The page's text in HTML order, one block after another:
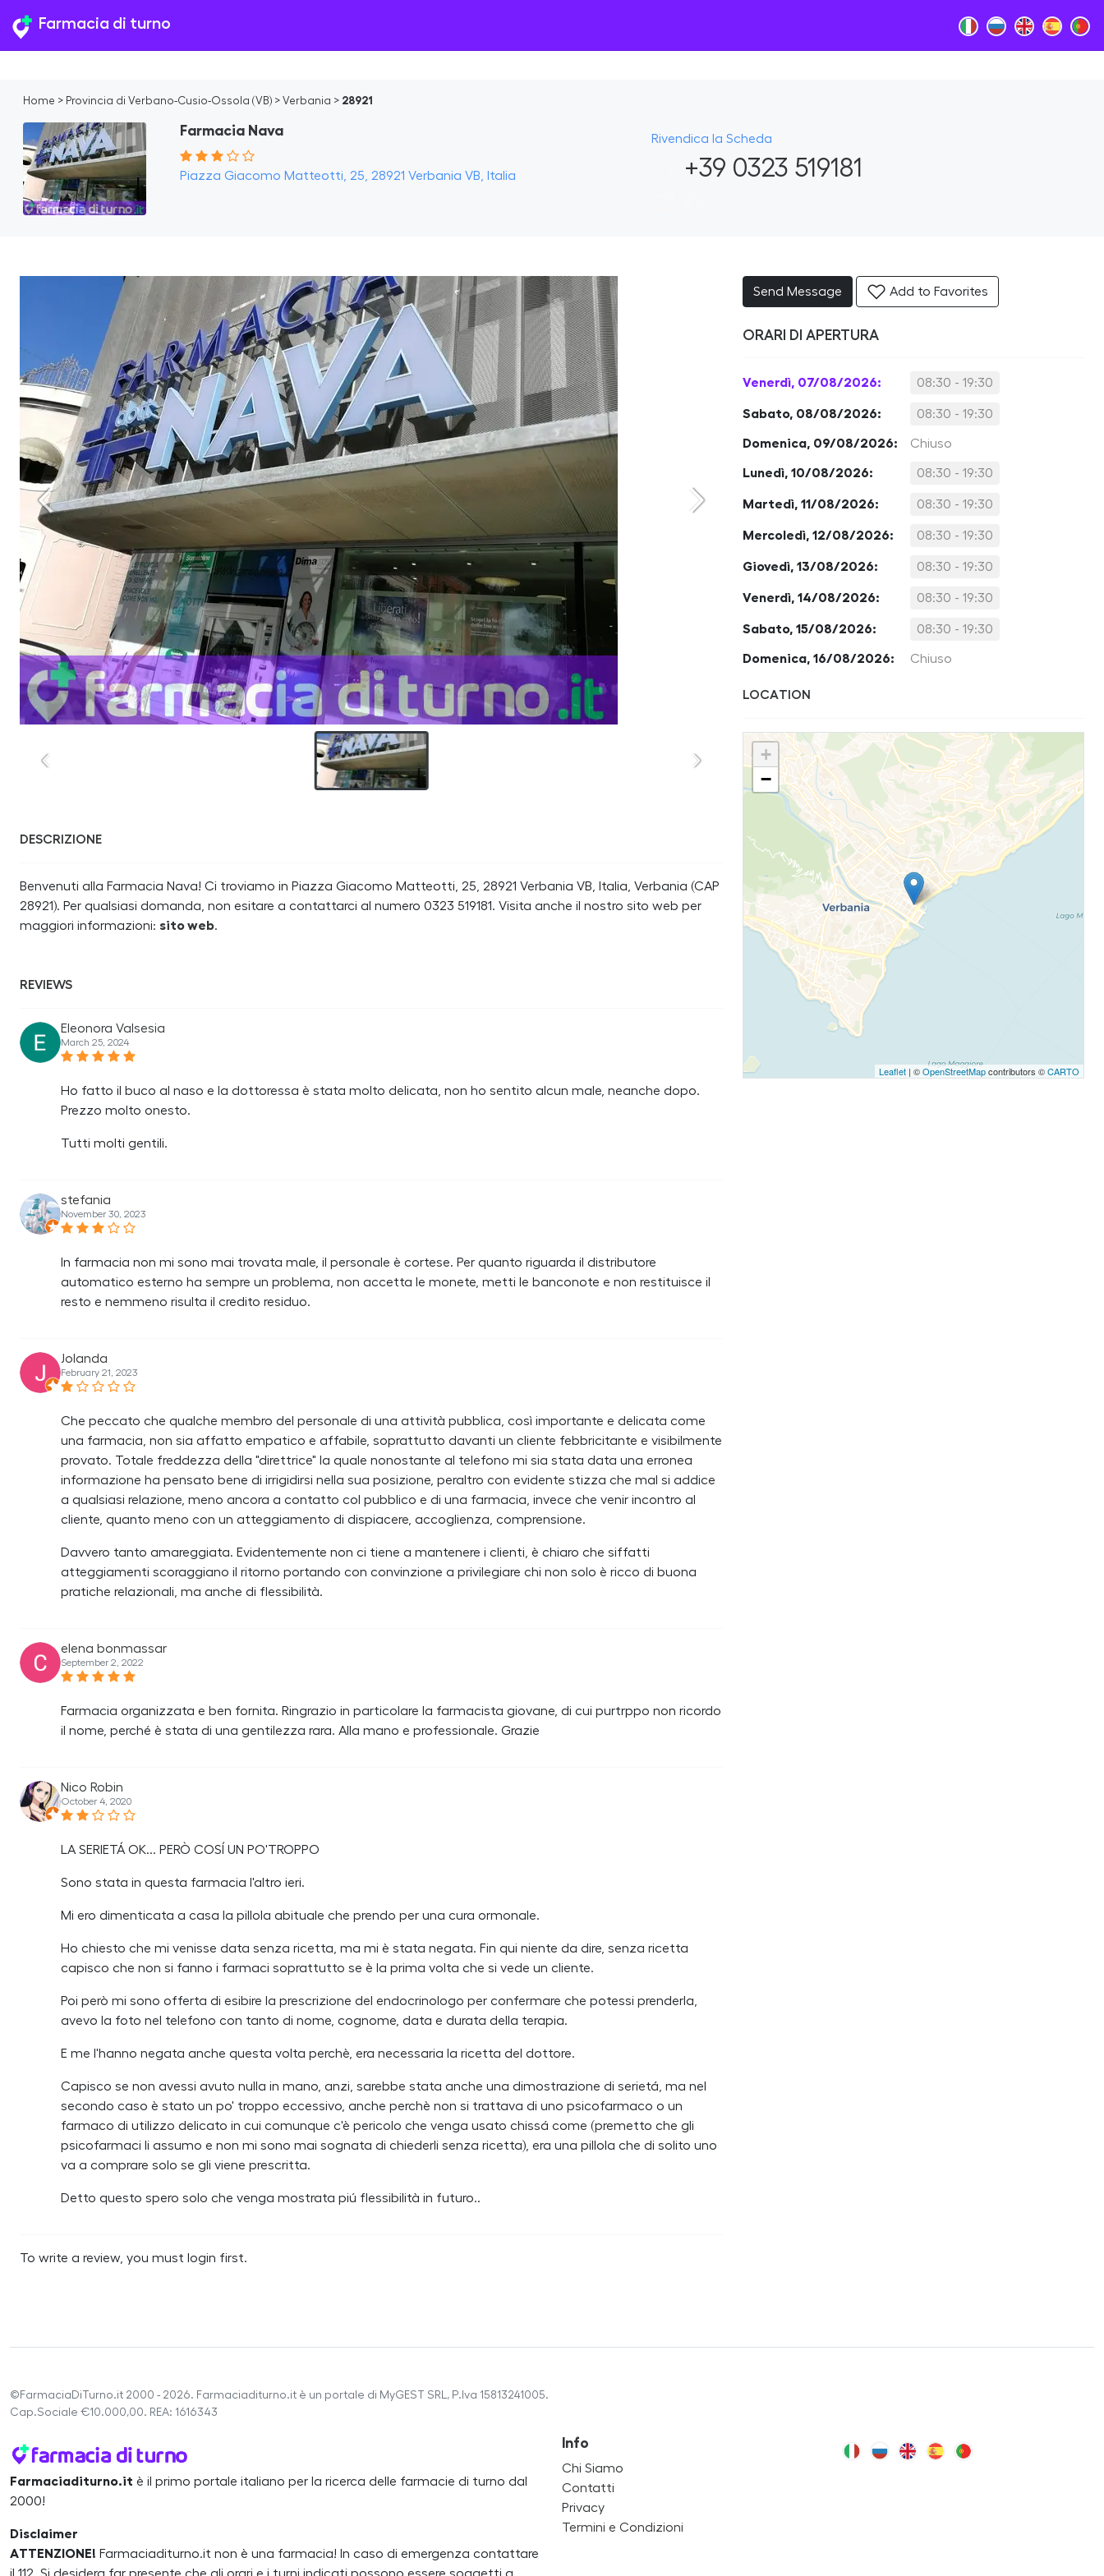
Farmacia di turno
Home > Provincia di Verbano-Cusio-Ossola (VB) > Verbania > 28921
Farmacia Nava
Piazza Giacomo Matteotti, 25, 28921 Verbania VB, Italia
Rivendica la Scheda
+39 0323 519181
DESCRIZIONE
Benvenuti alla Farmacia Nava! Ci troviamo in Piazza Giacomo Matteotti, 25, 28921 Verbania VB, Italia, Verbania (CAP
28921). Per qualsiasi domanda, non esitare a contattarci al numero 0323 519181. Visita anche il nostro sito web per
maggiori informazioni: sito web.
REVIEWS
Eleonora Valsesia
March 25, 2024
Ho fatto il buco al naso e la dottoressa è stata molto delicata, non ho sentito alcun male, neanche dopo.
Prezzo molto onesto.
Tutti molti gentili.
stefania
November 30, 2023
In farmacia non mi sono mai trovata male, il personale è cortese. Per quanto riguarda il distributore
automatico esterno ha sempre un problema, non accetta le monete, metti le banconote e non restituisce il
resto e nemmeno risulta il credito residuo.
Jolanda
February 21, 2023
Che peccato che qualche membro del personale di una attività pubblica, così importante e delicata come
una farmacia, non sia affatto empatico e affabile, soprattutto davanti un cliente febbricitante e visibilmente
provato. Totale freddezza della "direttrice" la quale nonostante al telefono mi sia stata data una erronea
informazione ha pensato bene di irrigidirsi nella sua posizione, peraltro con evidente stizza che mal si addice
a qualsiasi relazione, meno ancora a contatto col pubblico e di una farmacia, invece che venir incontro al
cliente, quanto meno con un atteggiamento di dispiacere, accoglienza, comprensione.
Davvero tanto amareggiata. Evidentemente non ci tiene a mantenere i clienti, è chiaro che siffatti
atteggiamenti scoraggiano il ritorno portando con convinzione a privilegiare chi non solo è ricco di buona
pratiche relazionali, ma anche di flessibilità.
elena bonmassar
September 2, 2022
Farmacia organizzata e ben fornita. Ringrazio in particolare la farmacista giovane, di cui purtrppo non ricordo
il nome, perché è stata di una gentilezza rara. Alla mano e professionale. Grazie
Nico Robin
October 4, 2020
LA SERIETÁ OK... PERÒ COSÍ UN PO'TROPPO
Sono stata in questa farmacia l'altro ieri.
Mi ero dimenticata a casa la pillola abituale che prendo per una cura ormonale.
Ho chiesto che mi venisse data senza ricetta, ma mi è stata negata. Fin qui niente da dire, senza ricetta
capisco che non si fanno i farmaci soprattutto se è la prima volta che si vede un cliente.
Poi però mi sono offerta di esibire la prescrizione del endocrinologo per confermare che potessi prenderla,
avevo la foto nel telefono con tanto di nome, cognome, data e durata della terapia.
E me l'hanno negata anche questa volta perchè, era necessaria la ricetta del dottore.
Capisco se non avessi avuto nulla in mano, anzi, sarebbe stata anche una dimostrazione di serietá, ma nel
secondo caso è stato un po' troppo eccessivo, anche perchè non si trattava di uno psicofarmaco o un
farmaco di utilizzo delicato in cui comunque c'è pericolo che venga usato chissá come (premetto che gli
psicofarmaci li assumo e non mi sono mai sognata di chiederli senza ricetta), era una pillola che di solito uno
va a comprare solo se gli viene prescritta.
Detto questo spero solo che venga mostrata piú flessibilità in futuro..
To write a review, you must login first.
Send Message Add to Favorites
ORARI DI APERTURA
Venerdì, 07/08/2026: 08:30 - 19:30
Sabato, 08/08/2026: 08:30 - 19:30
Domenica, 09/08/2026: Chiuso
Lunedì, 10/08/2026: 08:30 - 19:30
Martedì, 11/08/2026: 08:30 - 19:30
Mercoledì, 12/08/2026: 08:30 - 19:30
Giovedì, 13/08/2026: 08:30 - 19:30
Venerdì, 14/08/2026: 08:30 - 19:30
Sabato, 15/08/2026: 08:30 - 19:30
Domenica, 16/08/2026: Chiuso
LOCATION
+
−
Leaflet | ©OpenStreetMapcontributors ©CARTO
©FarmaciaDiTurno.it 2000 - 2026. Farmaciaditurno.it è un portale di MyGEST SRL, P.Iva 15813241005.
Cap.Sociale €10.000,00. REA: 1616343
Farmaciaditurno.it è il primo portale italiano per la ricerca delle farmacie di turno dal
2000!
Disclaimer
ATTENZIONE! Farmaciaditurno.it non è una farmacia! In caso di emergenza contattare
Info
Chi Siamo
Contatti
Privacy
Termini e Condizioni